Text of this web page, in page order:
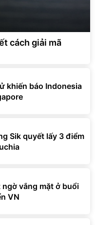
cách giải mã
khiến báo Indonesia
Sik quyết lấy 3 điểm
vắng mặt ở buổi
VN